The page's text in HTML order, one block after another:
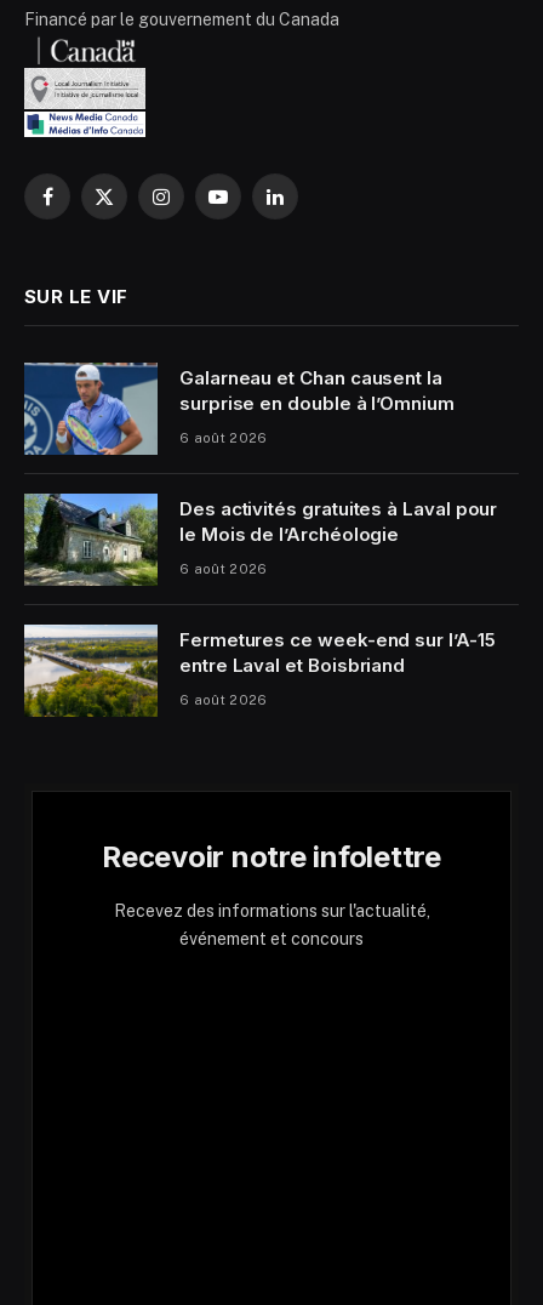
Financé par le gouvernement du Canada
Facebook
X
InstagramYouTubeLinkedIn
SUR LE VIF
Galarneau et Chan causent la
surprise en double à l’Omnium
6 août 2026
Des activités gratuites à Laval pour
le Mois de l’Archéologie
6 août 2026
Fermetures ce week-end sur l’A-15
entre Laval et Boisbriand
6 août 2026
Recevoir notre infolettre
Recevez des informations sur l'actualité,
événement et concours